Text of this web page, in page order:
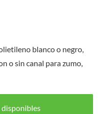
blanco o negro,
o sin canal para zumo,
disponibles